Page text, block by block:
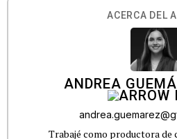
ACERCA DEL
ANDREA
Trabajé como productora de